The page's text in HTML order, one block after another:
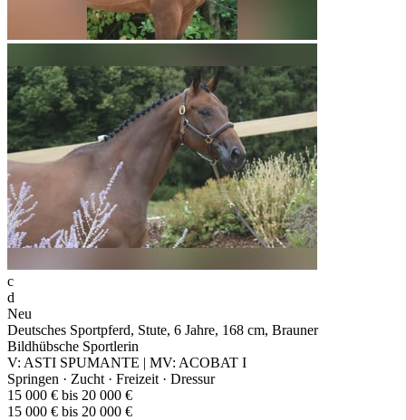
c
d
Neu
Deutsches Sportpferd, Stute, 6 Jahre, 168 cm, Brauner
Bildhübsche Sportlerin
V: ASTI SPUMANTE | MV: ACOBAT I
Springen · Zucht · Freizeit · Dressur
15 000 € bis 20 000 €
15 000 € bis 20 000 €